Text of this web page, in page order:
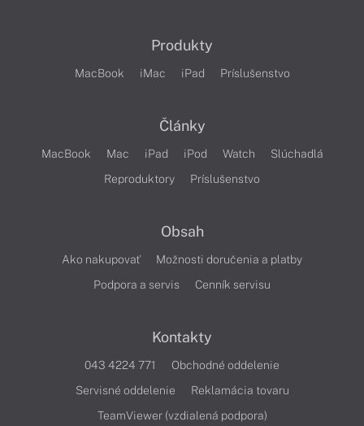
Produkty
MacBook iMac iPad Príslušenstvo
Články
MacBook Mac iPad iPod Watch
Slúchadlá
Reproduktory
Príslušenstvo
Obsah
Ako nakupovať
Možnosti doručenia a platby
Podpora a servis
Cenník servisu
Kontakty
043 4224 771
Obchodné oddelenie
Servisné oddelenie
Reklamácia tovaru
TeamViewer (vzdialená podpora)